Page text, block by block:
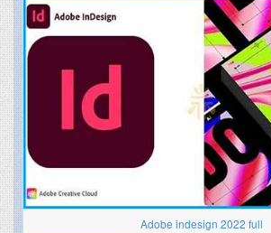
Adobe indesign 2022 full